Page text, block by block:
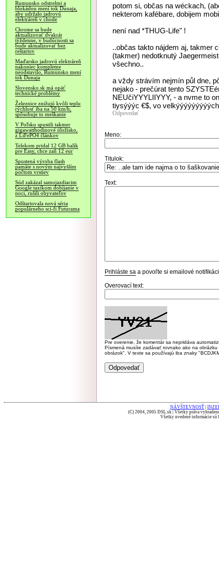
Rumunsko odstrelmi a
blokádou mení tok Dunaja,
aby udržalo jadrovú
elektráreň v chode
Chrome sa bude
aktualizovať dvakrát
týždenne, v budúcnosti sa
bude aktualizovať bez
reštartov
Maďarsko jadrovú elektráreň
nakoniec kompletne
neodstavilo, Rumunsko mení
tok Dunaja
Slovensko.sk má opäť
technické problémy
Železnice znižujú kvôli teplu
rýchlosť iba na 50 km/h,
spôsobuje to meškanie
V Poľsku spustili takmer
gigawatthodinové úložisko,
z LiFePO4 článkov
Telekom pridal 12 GB balík
pre Easy, chce zaň 12 eur
Spustená výroba flash
pamäte s novým najvyšším
počtom vrstiev
Súd zakázal samojazdiacim
Google taxíkom dobíjanie v
noci, rušili obyvateľov
Odštartovala nová séria
populárneho sci-fi Futurama
potom si, občas na wéckach,
nekterom kafébare, dobijem
není nad *THUG-Life" !
..občas takto nájdem aj, takmer
(takmer) nedotknutý
všechno..
a vždy strávím nejmín půl dne,
nejako - prečúrat tento
NEUčiYYYLIIYYY, - a nvme to
tiysýýýc €$, vo
Odpovedať
Meno:
Titulok:
Text:
Prihláste sa a povoľte si emailové
Overovací text:
Pre overenie, že komentár sa nepridáva
Písmená musíte zadávať rovnako ako na
obrázok". V texte sa používajú iba znaky
NÁVŠTEVNOSŤ
(C) 2004, 2005 DSL.sk | Všetky práva
Všetky uvedené informácie sú